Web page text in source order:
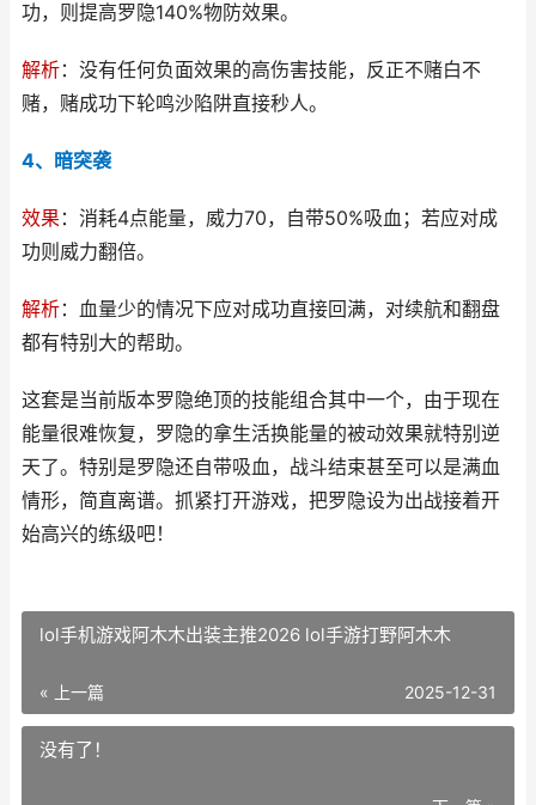
功，则提高罗隐140%物防效果。
解析：没有任何负面效果的高伤害技能，反正不赌白不
赌，赌成功下轮鸣沙陷阱直接秒人。
4、暗突袭
效果 ：消耗4点能量，威力70，自带50%吸血；若应对成
功则威力翻倍。
解析：血量少的情况下应对成功直接回满，对续航和翻盘
都有特别大的帮助。
这套是当前版本罗隐绝顶的技能组合其中一个，由于现在
能量很难恢复，罗隐的拿生活换能量的被动效果就特别逆
天了。特别是罗隐还自带吸血，战斗结束甚至可以是满血
情形，简直离谱。抓紧打开游戏，把罗隐设为出战接着开
始高兴的练级吧！
lol手机游戏阿木木出装主推2026 lol手游打野阿木木
« 上一篇 2025-12-31
没有了！